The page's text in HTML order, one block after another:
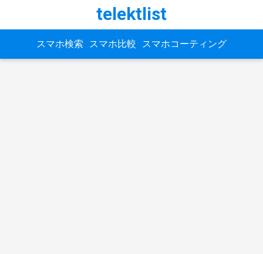
telektlist
スマホ検索 スマホ比較 スマホコーティング